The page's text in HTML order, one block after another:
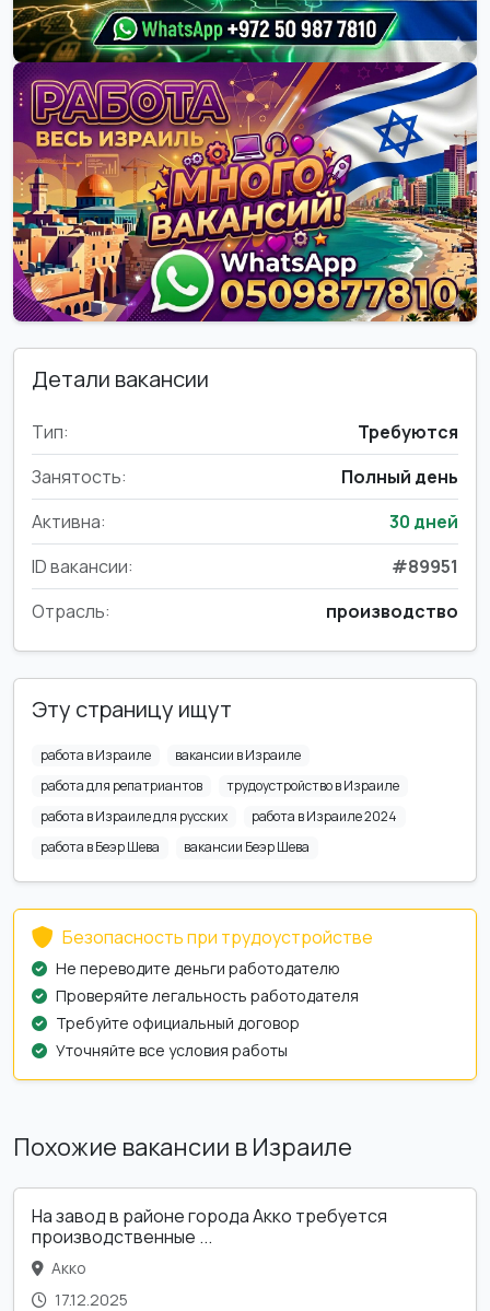
Детали вакансии
Тип:
Требуются
Занятость:
Полный день
Активна:
30 дней
ID вакансии:
#89951
Отрасль:
производство
Эту страницу ищут
работа в Израиле
вакансии в Израиле
работа для репатриантов
трудоустройство в Израиле
работа в Израиле для русских
работа в Израиле 2024
работа в Беэр Шева
вакансии Беэр Шева
Безопасность при трудоустройстве
Не переводите деньги работодателю
Проверяйте легальность работодателя
Требуйте официальный договор
Уточняйте все условия работы
Похожие вакансии в Израиле
На завод в районе города Акко требуется
производственные ...
Акко
17.12.2025